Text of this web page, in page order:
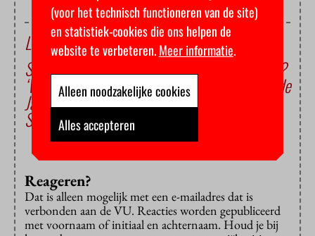
Lees ook
Schrijft u het beste gedicht over wetenschap?
‘Wij halen de internationale schaatstop naar de
Jaap Edenbaan’
Student wint zilver op WK baanwielrennen
Reageren?
Dat is alleen mogelijk met een e-mailadres dat is
verbonden aan de VU. Reacties worden gepubliceerd
met voornaam of initiaal en achternaam. Houd je bij
(voor het technisch functioneren van de site)
en statistiek-cookies die ons helpen de
website te verbeteren.Meer informatie.
Alleen noodzakelijke cookies
Alles accepteren